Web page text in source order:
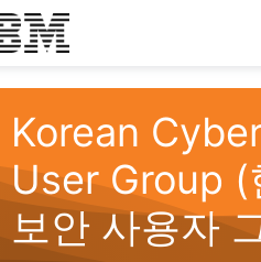
Korean
User Group (
보안 사용자